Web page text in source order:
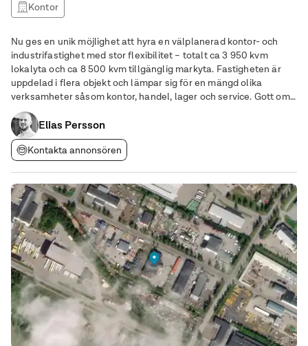
Kontor
Nu ges en unik möjlighet att hyra en välplanerad kontor- och
industrifastighet med stor flexibilitet – totalt ca 3 950 kvm
lokalyta och ca 8 500 kvm tillgänglig markyta. Fastigheten är
uppdelad i flera objekt och lämpar sig för en mängd olika
verksamheter såsom kontor, handel, lager och service. Gott om
parkeringsplatser med både motorvärmare och laddmöjlighet
finns att hyra. Denna fastighet är
Elias Persson
Kontakta annonsören